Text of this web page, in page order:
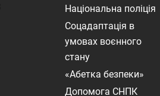
Національна поліція
Соцадаптація в
умовах воєнного
стану
«Абетка безпеки»
Допомога СНПК